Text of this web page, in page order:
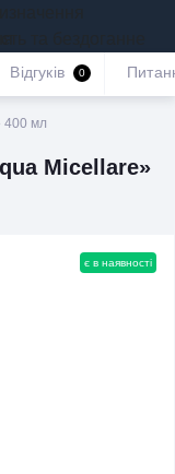
та бездоганне
400 мл
Micellare»
Відгуків 0
є в наявності